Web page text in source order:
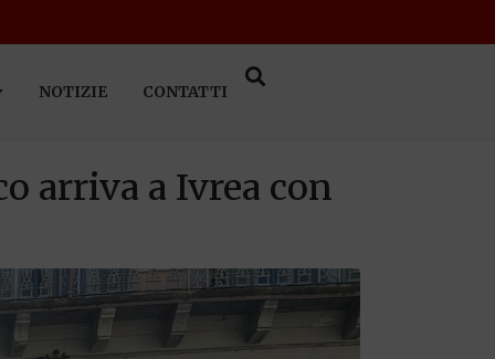
NOTIZIE CONTATTI
arriva a Ivrea con